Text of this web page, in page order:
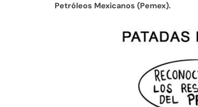
Petróleos Mexicanos (Pemex).